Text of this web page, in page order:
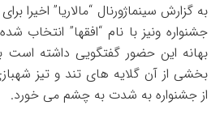
به گزارش سینماژورنال “مالاریا” اخیرا
جشنواره ونیز با نام “افقها” انتخاب
بهانه این حضور گفتگویی داشته است
بخشی از آن گلایه های تند و تیز
از جشنواره به شدت به چشم می خورد.